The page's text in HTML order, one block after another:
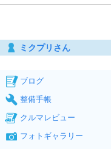
ミクプリさん
ブログ
整備手帳
クルマレビュー
フォトギャラリー